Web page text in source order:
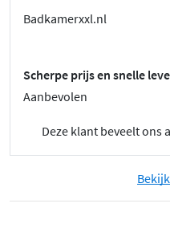
Badkamerxxl.nl
Scherpe prijs en snelle
Aanbevolen
Deze klant beveelt ons